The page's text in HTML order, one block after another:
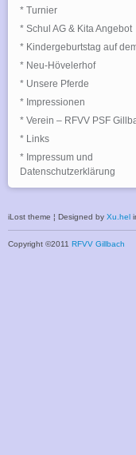
* Turnier
* Schul AG & Kita Angebot
* Kindergeburtstag auf
* Neu-Hövelerhof
* Unsere Pferde
* Impressionen
* Verein – RFVV PSF
* Links
* Impressum und
Datenschutzerklärung
iLost theme ¦ Designed by Xu.hel
Copyright ©2011 RFVV Gillbach